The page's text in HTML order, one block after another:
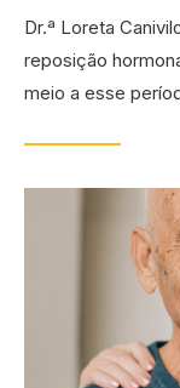
Dr.ª Loreta
reposição
meio a esse